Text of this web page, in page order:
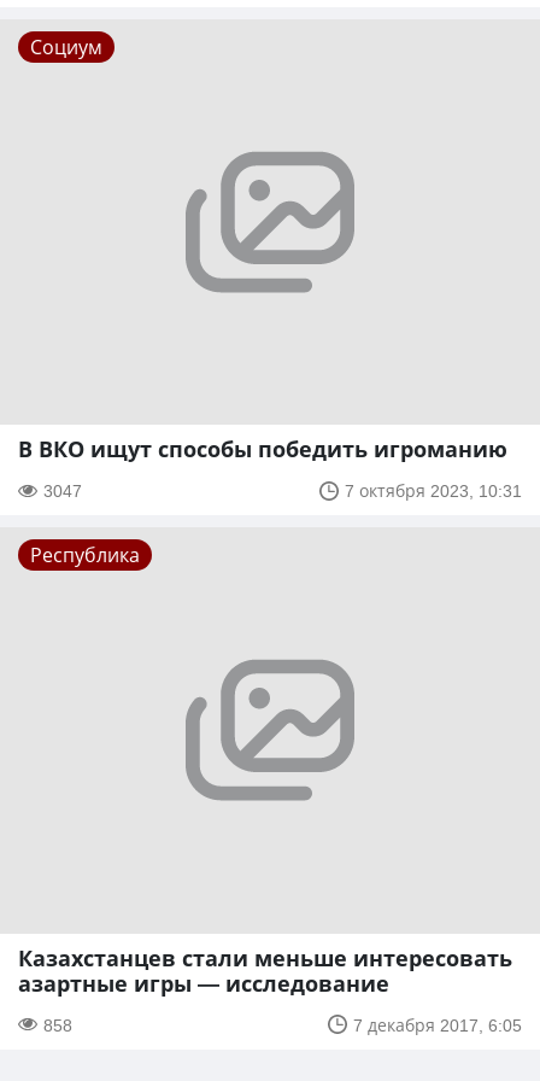
Социум
В ВКО ищут способы победить игроманию
3047 7 октября 2023, 10:31
Республика
Казахстанцев стали меньше интересовать
азартные игры — исследование
858 7 декабря 2017, 6:05